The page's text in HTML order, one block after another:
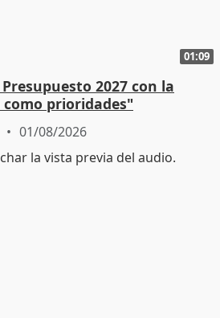
01:09
2027 con la
prioridades"
01/08/2026